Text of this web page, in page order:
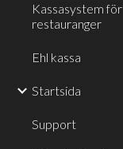
Kassasystem för
restauranger
Ehl kassa
Startsida
Support